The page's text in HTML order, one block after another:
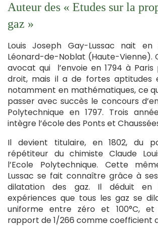
Auteur des « Etudes sur la
gaz »
Louis Joseph Gay-Lussac nait
Léonard-de-Noblat (Haute-Vienne).
avocat qui l’envoie en 1794 à
droit, mais il a de fortes aptitudes
notamment en mathématiques, ce
passer avec succès le concours
Polytechnique en 1797. Trois
intègre l’école des Ponts et
Il devient titulaire, en 1802, du
répétiteur du chimiste Claude
l’Ecole Polytechnique. Cette
Lussac se fait connaître grâce à
dilatation des gaz. Il déduit
expériences que tous les gaz se
uniforme entre zéro et 100°C,
rapport de 1/266 comme coefficient